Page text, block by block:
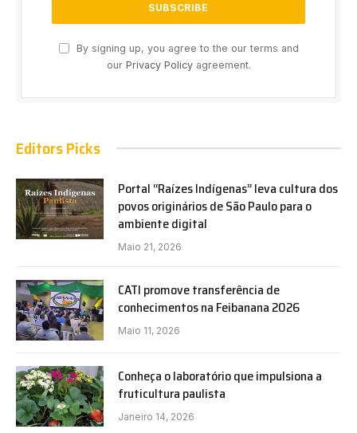
By signing up, you agree to the our terms and
our Privacy Policyagreement.
Editors Picks
Portal “Raízes Indígenas” leva cultura dos
povos originários de São Paulo para o
ambiente digital
Maio 21, 2026
CATI promove transferência de
conhecimentos na Feibanana 2026
Maio 11, 2026
Conheça o laboratório que impulsiona a
fruticultura paulista
Janeiro 14, 2026